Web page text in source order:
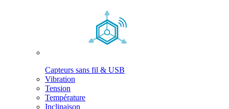
Capteurs sans fil & USB
Vibration
Tension
Température
Inclinaison